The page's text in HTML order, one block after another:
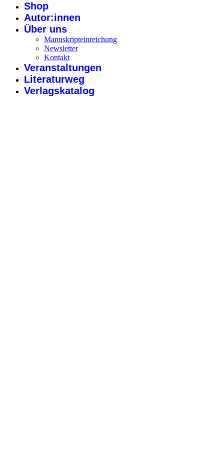
Shop
Autor:innen
Über uns
Manuskripteinreichung
Newsletter
Kontakt
Veranstaltungen
Literaturweg
Verlagskatalog